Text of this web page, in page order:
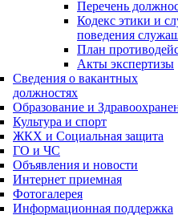
Перечень
Кодекс этики и
поведения
План
Акты экспертизы
Сведения о вакантных
должностях
Образование и
Культура и спорт
ЖКХ и Социальная защита
ГО и ЧС
Объявления и новости
Интернет приемная
Фотогалерея
Информационная поддержка